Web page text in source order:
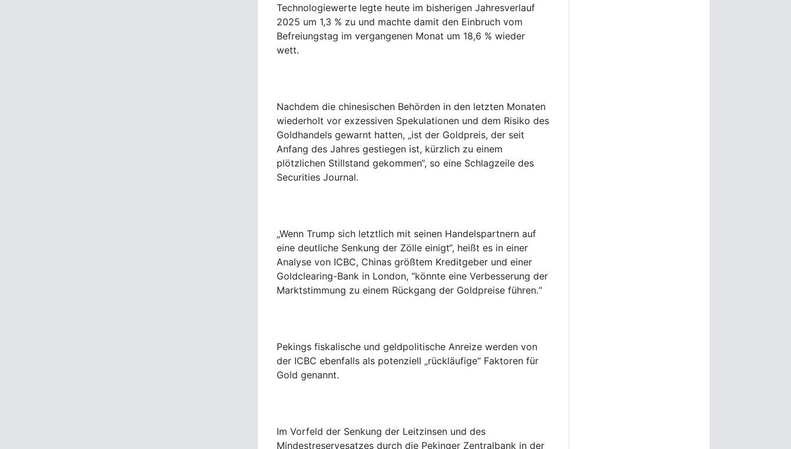
Technologiewerte legte heute im bisherigen Jahresverlauf
2025 um 1,3 % zu und machte damit den Einbruch vom
Befreiungstag im vergangenen Monat um 18,6 % wieder
wett.
Nachdem die chinesischen Behörden in den letzten Monaten
wiederholt vor exzessiven Spekulationen und dem Risiko des
Goldhandels gewarnt hatten, „ist der Goldpreis, der seit
Anfang des Jahres gestiegen ist, kürzlich zu einem
plötzlichen Stillstand gekommen“, so eine Schlagzeile des
Securities Journal.
„Wenn Trump sich letztlich mit seinen Handelspartnern auf
eine deutliche Senkung der Zölle einigt“, heißt es in einer
Analyse von ICBC, Chinas größtem Kreditgeber und einer
Goldclearing-Bank in London, “könnte eine Verbesserung der
Marktstimmung zu einem Rückgang der Goldpreise führen.“
Pekings fiskalische und geldpolitische Anreize werden von
der ICBC ebenfalls als potenziell „rückläufige“ Faktoren für
Gold genannt.
Im Vorfeld der Senkung der Leitzinsen und des
Mindestreservesatzes durch die Pekinger Zentralbank in der